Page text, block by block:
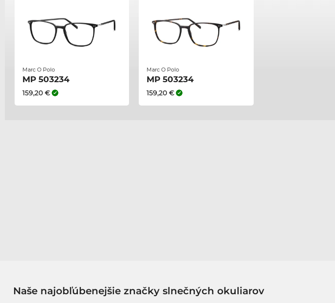
Marc O Polo
MP 503234
159,20 €
Marc O Polo
MP 503234
159,20 €
Naše najobľúbenejšie značky slnečných okuliarov